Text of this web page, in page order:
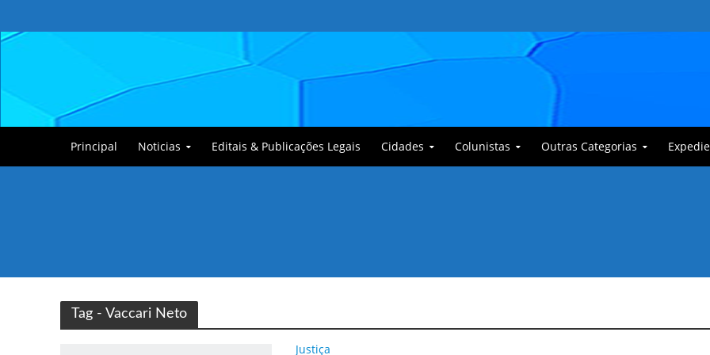
Principal Noticias Editais & Publicações Legais Cidades Colunistas Outras Categorias
Tag - Vaccari Neto
Justiça